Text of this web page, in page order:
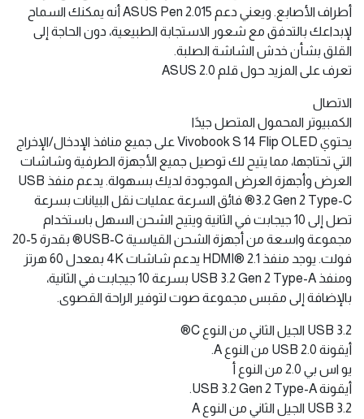
أطراف الأصابع. ويعني دعم ASUS Pen 2.015 أنه يمكنك السماح
لإبداعك بالتدفق مع شعور الاستجابة الطبيعية، دون الحاجة إلى
القلق بشأن خدش الشاشة الصلبة.
تعرف على المزيد حول قلم ASUS 2.0
الاتصال
الكمبيوتر المحمول المتصل جيدًا
يحتوي Vivobook S 14 Flip OLED على جميع منافذ الإدخال/الإخراج
التي تحتاجها، مما يتيح لك توصيل جميع الأجهزة الطرفية وشاشات
العرض وأجهزة العرض الموجودة لديك بسهولة. يدعم منفذ USB
3.2 Gen 2 Type-C® فائق السرعة عمليات نقل البيانات بسرعة
تصل إلى 10 جيجابت في الثانية ويتيح الشحن السهل باستخدام
مجموعة واسعة من أجهزة الشحن القياسية USB-C® بقدرة 5-20
فولت. يوجد منفذ HDMI® 2.1 يدعم شاشات 4K بمعدل 60 هرتز
ومنفذ USB 3.2 Gen 2 Type-A بسرعة 10 جيجابت في الثانية،
بالإضافة إلى مقبس مجموعة صوت لتوفير الراحة القصوى.
USB 3.2 الجيل الثاني من النوع C®
أيقونة USB 2.0 من النوع A.
يو اس بي 2.0 من النوع أ
أيقونة USB 3.2 Gen 2 Type-A.
USB 3.2 الجيل الثاني من النوع A